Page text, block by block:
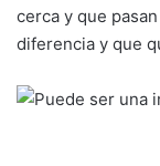
cerca y que
diferencia y que